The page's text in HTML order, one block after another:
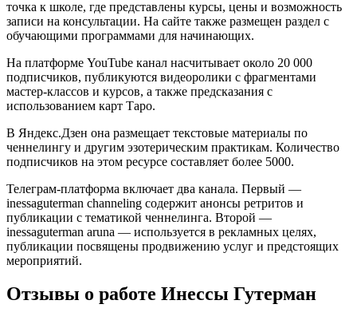
точка к школе, где представлены курсы, цены и возможность
записи на консультации. На сайте также размещен раздел с
обучающими программами для начинающих.
На платформе YouTube канал насчитывает около 20 000
подписчиков, публикуются видеоролики с фрагментами
мастер-классов и курсов, а также предсказания с
использованием карт Таро.
В Яндекс.Дзен она размещает текстовые материалы по
ченнелингу и другим эзотерическим практикам. Количество
подписчиков на этом ресурсе составляет более 5000.
Телеграм-платформа включает два канала. Первый —
inessaguterman channeling содержит анонсы ретритов и
публикации с тематикой ченнелинга. Второй —
inessaguterman aruna — используется в рекламных целях,
публикации посвящены продвижению услуг и предстоящих
мероприятий.
Отзывы о работе Инессы Гутерман